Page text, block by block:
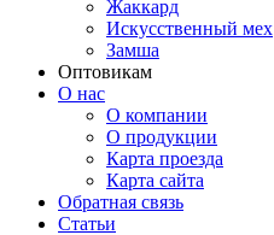
Жаккард
Искусственный мех
Замша
Оптовикам
О нас
О компании
О продукции
Карта проезда
Карта сайта
Обратная связь
Статьи